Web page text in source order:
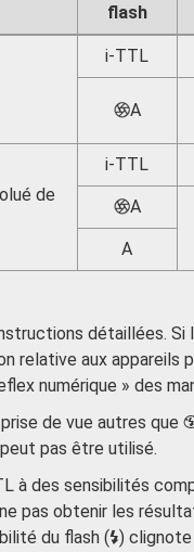
flash
i-TTL
qA
de
i-TTL
qA
A
détaillées.
relative aux appareils
numérique » des
de vue autres que
pas être utilisé.
à des sensibilités
pas obtenir les
du flash (M) clignote